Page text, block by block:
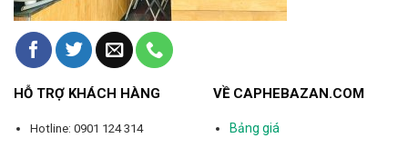
HỖ TRỢ KHÁCH HÀNG
Hotline: 0901 124 314
VỀ CAPHEBAZAN.COM
Bảng giá